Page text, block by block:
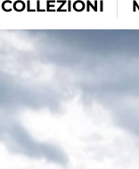
COLLEZIONI